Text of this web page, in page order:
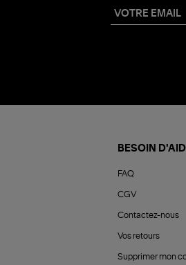
BESOIN
FAQ
CGV
Contactez-nous
Vos retours
Supprimer mon